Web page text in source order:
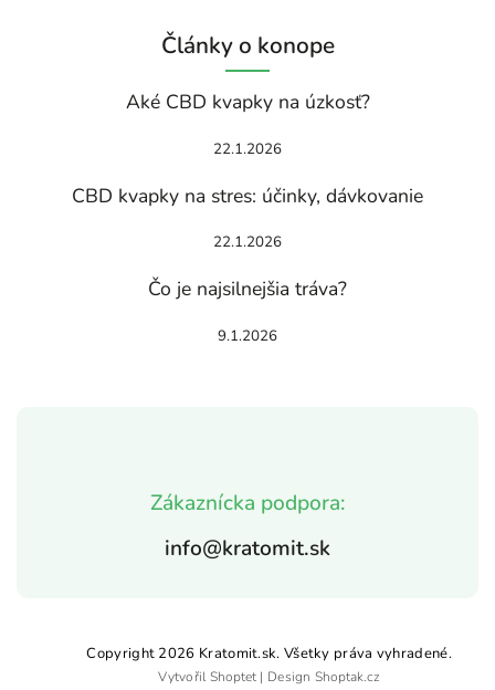
Zákaznícka podpora:
info@kratomit.sk
Články o konope
Aké CBD kvapky na úzkosť?
22.1.2026
CBD kvapky na stres: účinky, dávkovanie
22.1.2026
Čo je najsilnejšia tráva?
9.1.2026
Copyright 2026 Kratomit.sk. Všetky práva vyhradené.
VytvořilShoptet | Design Shoptak.cz